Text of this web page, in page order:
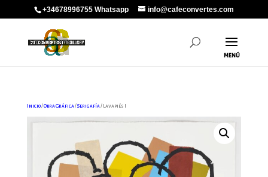
+34678996755 Whatsapp info@cafeconvertes.com
Inicio/Obra Gráfica/Serigafía/ Lavapiés I